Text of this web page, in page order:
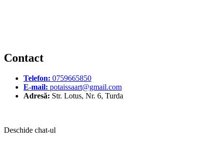
Contact
Telefon: 0759665850
E-mail: potaissaart@gmail.com
Adresă: Str. Lotus, Nr. 6, Turda
Deschide chat-ul